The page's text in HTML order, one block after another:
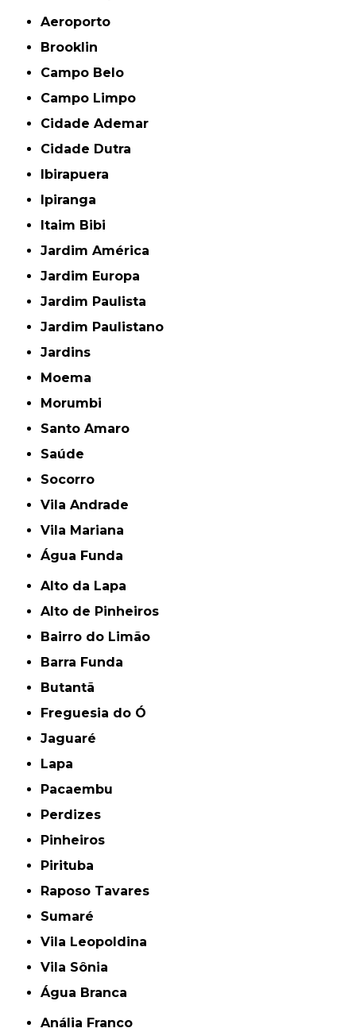
Aeroporto
Brooklin
Campo Belo
Campo Limpo
Cidade Ademar
Cidade Dutra
Ibirapuera
Ipiranga
Itaim Bibi
Jardim América
Jardim Europa
Jardim Paulista
Jardim Paulistano
Jardins
Moema
Morumbi
Santo Amaro
Saúde
Socorro
Vila Andrade
Vila Mariana
Água Funda
Alto da Lapa
Alto de Pinheiros
Bairro do Limão
Barra Funda
Butantã
Freguesia do Ó
Jaguaré
Lapa
Pacaembu
Perdizes
Pinheiros
Pirituba
Raposo Tavares
Sumaré
Vila Leopoldina
Vila Sônia
Água Branca
Anália Franco